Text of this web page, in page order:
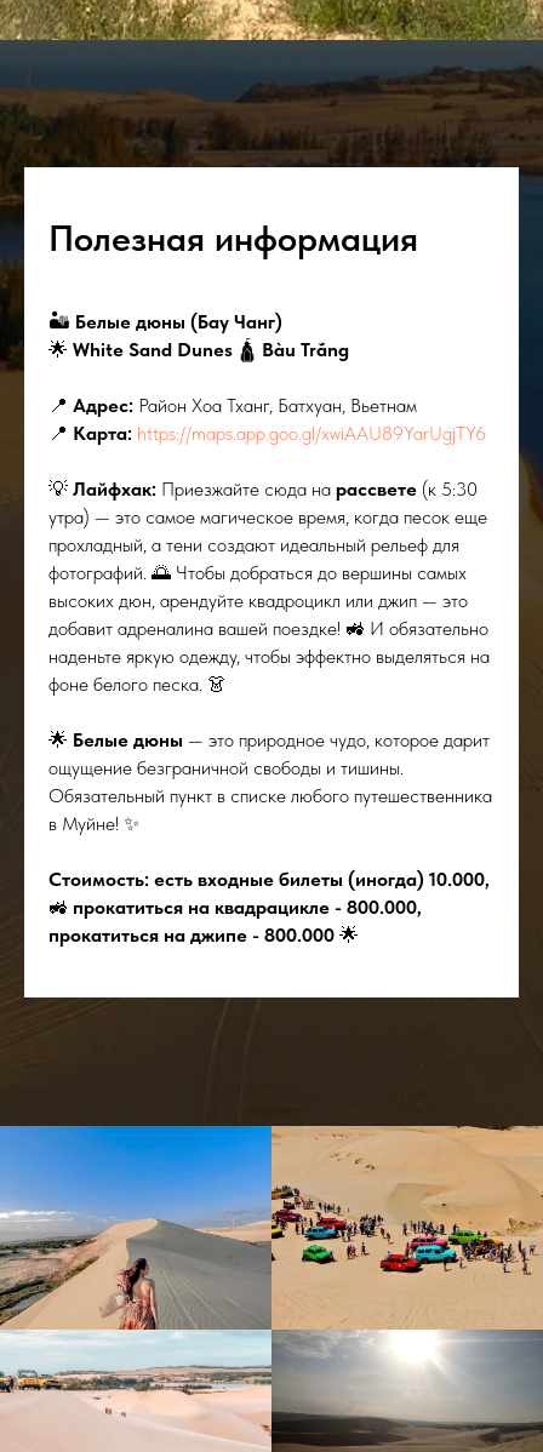
Полезная информация
🏜 Белые дюны (Бау Чанг)
🌟 White Sand Dunes 🛕 Bàu Trắng
📍 Адрес: Район Хоа Тханг, Батхуан, Вьетнам
📍 Карта: https://maps.app.goo.gl/xwiAAU89YarUgjTY6
💡 Лайфхак: Приезжайте сюда на рассвете (к 5:30
утра) — это самое магическое время, когда песок еще
прохладный, а тени создают идеальный рельеф для
фотографий. 🌅 Чтобы добраться до вершины самых
высоких дюн, арендуйте квадроцикл или джип — это
добавит адреналина вашей поездке! 🚜 И обязательно
наденьте яркую одежду, чтобы эффектно выделяться на
фоне белого песка. 👗
🌟 Белые дюны — это природное чудо, которое дарит
ощущение безграничной свободы и тишины.
Обязательный пункт в списке любого путешественника
в Муйне! ✨
Стоимость: есть входные билеты (иногда) 10.000,
🚜 прокатиться на квадрацикле - 800.000,
прокатиться на джипе - 800.000 🌟